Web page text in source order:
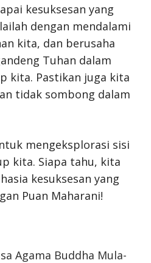
kesuksesan yang
dengan mendalami
kita, dan berusaha
Tuhan dalam
kita. Pastikan juga kita
tidak sombong dalam
mengeksplorasi sisi
kita. Siapa tahu, kita
kesuksesan yang
Puan Maharani!
Agama Buddha Mula-